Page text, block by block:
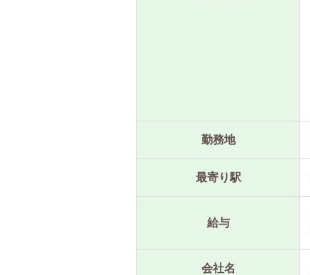
勤務地
最寄り駅
給与
会社名